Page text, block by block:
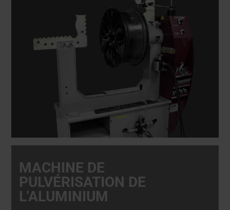
MACHINE DE
PULVÉRISATION DE
L'ALUMINIUM